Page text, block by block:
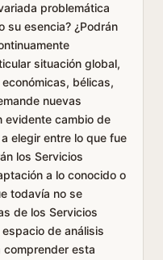
problemática
su esencia? ¿Podrán
situación global,
bélicas,
nuevas
evidente cambio de
elegir entre lo que fue
los Servicios
a lo conocido o
todavía no se
de los Servicios
de análisis
comprender esta